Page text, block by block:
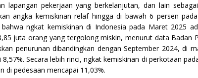
lapangan pekerjaan yang berkelanjutan, dan lain
angka kemiskinan relaf hingga di bawah 6 persen
ngkat kemiskinan di Indonesia pada Maret 2025
juta orang yang tergolong miskin, menurut data Badan
penurunan dibandingkan dengan September 2024, di
8,57%. Secara lebih rinci, ngkat kemiskinan di perkotaan
di pedesaan mencapai 11,03%.